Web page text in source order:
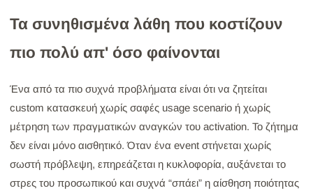
Τα συνηθισμένα λάθη που κοστίζουν
πιο πολύ απ' όσο φαίνονται
Ένα από τα πιο συχνά προβλήματα είναι ότι να ζητείται
custom κατασκευή χωρίς σαφές usage scenario ή χωρίς
μέτρηση των πραγματικών αναγκών του activation. Το ζήτημα
δεν είναι μόνο αισθητικό. Όταν ένα event στήνεται χωρίς
σωστή πρόβλεψη, επηρεάζεται η κυκλοφορία, αυξάνεται το
στρες του προσωπικού και συχνά “σπάει” η αίσθηση ποιότητας